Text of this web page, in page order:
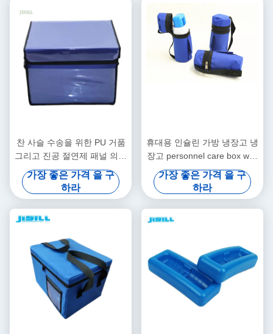
찬 사슬 수송을 위한 PU 거품
그리고 진공 절연제 패널 의학
차가운 상자
가장 좋은 가격 을 구
하라
휴대용 인슐린 가방 냉장고 냉
장고 personnel care box with
logo
가장 좋은 가격 을 구
하라